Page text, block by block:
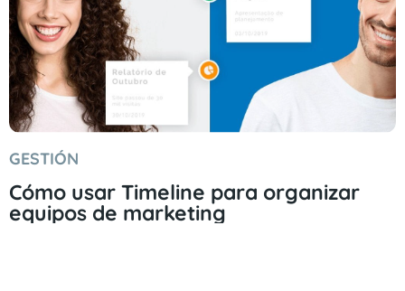
GESTIÓN
Cómo usar Timeline para organizar
equipos de marketing